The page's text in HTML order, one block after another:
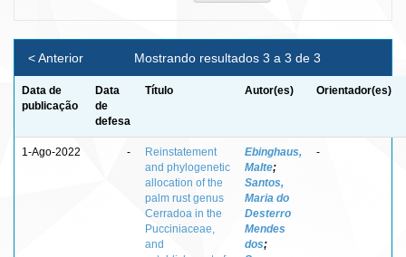
Mostrando resultados 3 a 3 de 3
< Anterior
Data de
publicação
Data
de
defesa
Título Autor(es) Orientador(es)
1-Ago-2022 -
Reinstatement
and phylogenetic
allocation of the
palm rust genus
Cerradoa in the
Pucciniaceae,
and
Ebinghaus,
Malte;
Santos,
Maria do
Desterro
Mendes
dos;
-